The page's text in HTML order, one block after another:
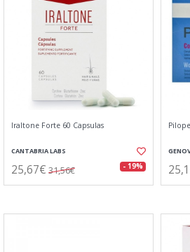
Iraltone Forte 60 Capsulas
CANTABRIA LABS
25,67€ 31,56€ - 19%